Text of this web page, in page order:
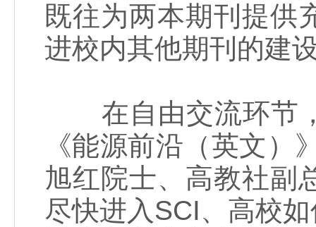
既往为两本期刊提供
进校内其他期刊的建
在自由交流环节，
《能源前沿（英文
旭红院士、高教社副
尽快进入SCI、高校